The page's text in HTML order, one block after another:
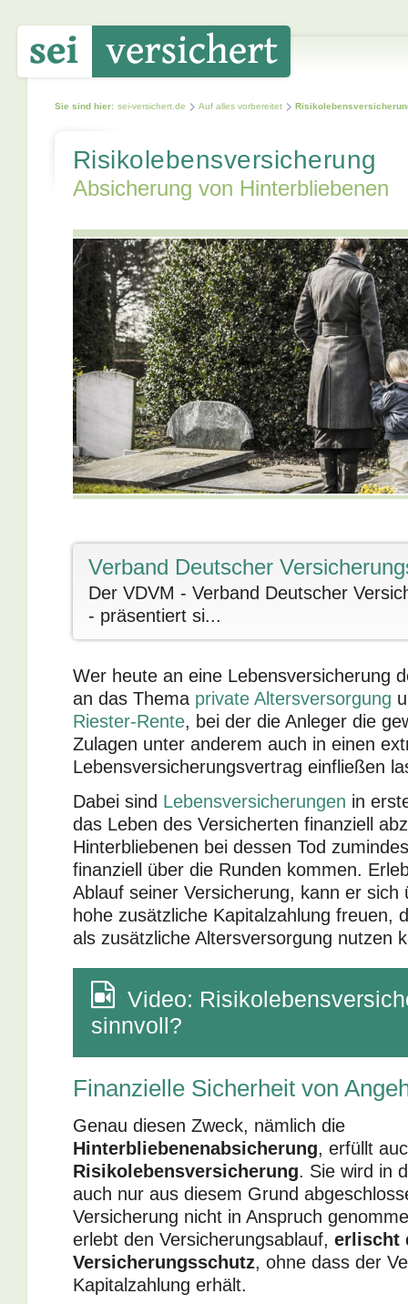
Sie sind hier: sei-versichert.de Auf alles vorbereitet
Risikolebensversicherung
Absicherung von Hinterbliebenen
Verband Deutscher
Der VDVM - Verband Deutscher
- präsentiert si...
Wer heute an eine Lebensversicherung
an das Thema private Altersversorgung
Riester-Rente, bei der die Anleger die
Zulagen unter anderem auch in einen
Lebensversicherungsvertrag einfließen
Dabei sind Lebensversicherungen in
das Leben des Versicherten finanziell
Hinterbliebenen bei dessen Tod
finanziell über die Runden kommen.
Ablauf seiner Versicherung, kann er sich
hohe zusätzliche Kapitalzahlung freuen,
als zusätzliche Altersversorgung nutzen
Video:
sinnvoll?
Finanzielle Sicherheit von
Genau diesen Zweck, nämlich die
Hinterbliebenenabsicherung, erfüllt
Risikolebensversicherung. Sie wird in
auch nur aus diesem Grund
Versicherung nicht in Anspruch
erlebt den Versicherungsablauf, erlischt
Versicherungsschutz, ohne dass der
Kapitalzahlung erhält.